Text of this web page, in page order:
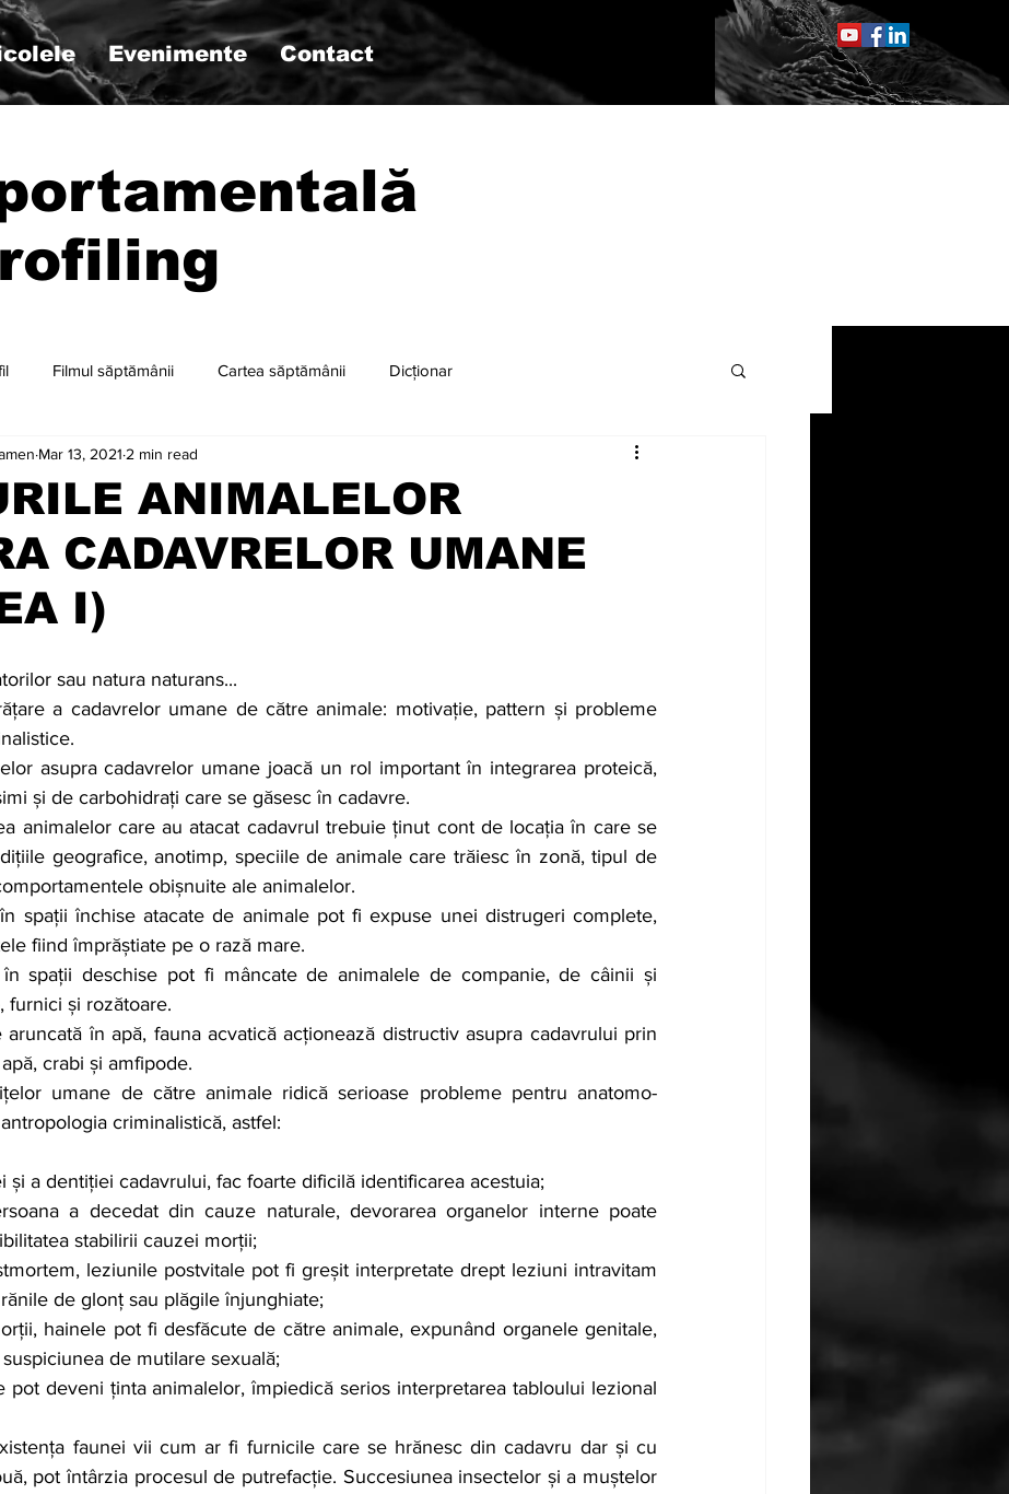
Evenimente Contact
Filmul săptămânii Cartea săptămânii Dicționar
ANIMALELOR
CADAVRELOR UMANE
I)
Mar 13, 2021 2 min read
sau natura naturans...
a cadavrelor umane de către animale: motivație, pattern și probleme
asupra cadavrelor umane joacă un rol important în integrarea proteică,
și de carbohidrați care se găsesc în cadavre.
animalelor care au atacat cadavrul trebuie ținut cont de locația în care se
geografice, anotimp, speciile de animale care trăiesc în zonă, tipul de
obișnuite ale animalelor.
spații închise atacate de animale pot fi expuse unei distrugeri complete,
fiind împrăștiate pe o rază mare.
în spații deschise pot fi mâncate de animalele de companie, de câinii și
furnici și rozătoare.
aruncată în apă, fauna acvatică acționează distructiv asupra cadavrului prin
crabi și amfipode.
umane de către animale ridică serioase probleme pentru anatomo-
criminalistică, astfel:
și a dentiției cadavrului, fac foarte dificilă identificarea acestuia;
a decedat din cauze naturale, devorarea organelor interne poate
stabilirii cauzei morții;
leziunile postvitale pot fi greșit interpretate drept leziuni intravitam
de glonț sau plăgile înjunghiate;
hainele pot fi desfăcute de către animale, expunând organele genitale,
de mutilare sexuală;
pot deveni ținta animalelor, împiedică serios interpretarea tabloului lezional
faunei vii cum ar fi furnicile care se hrănesc din cadavru dar și cu
pot întârzia procesul de putrefacție. Succesiunea insectelor și a muștelor